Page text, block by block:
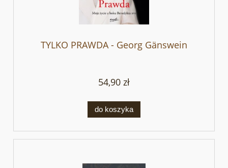
TYLKO PRAWDA - Georg Gänswein
54,90 zł
do koszyka